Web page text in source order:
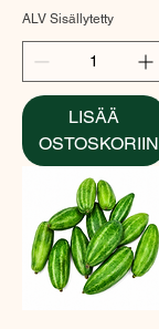
ALV Sisällytetty
LISÄÄ
OSTOSKORIIN